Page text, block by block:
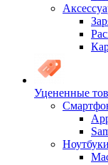
Уцененные
Ноутбуки